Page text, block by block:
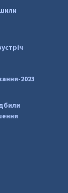
pimrec_project
2023